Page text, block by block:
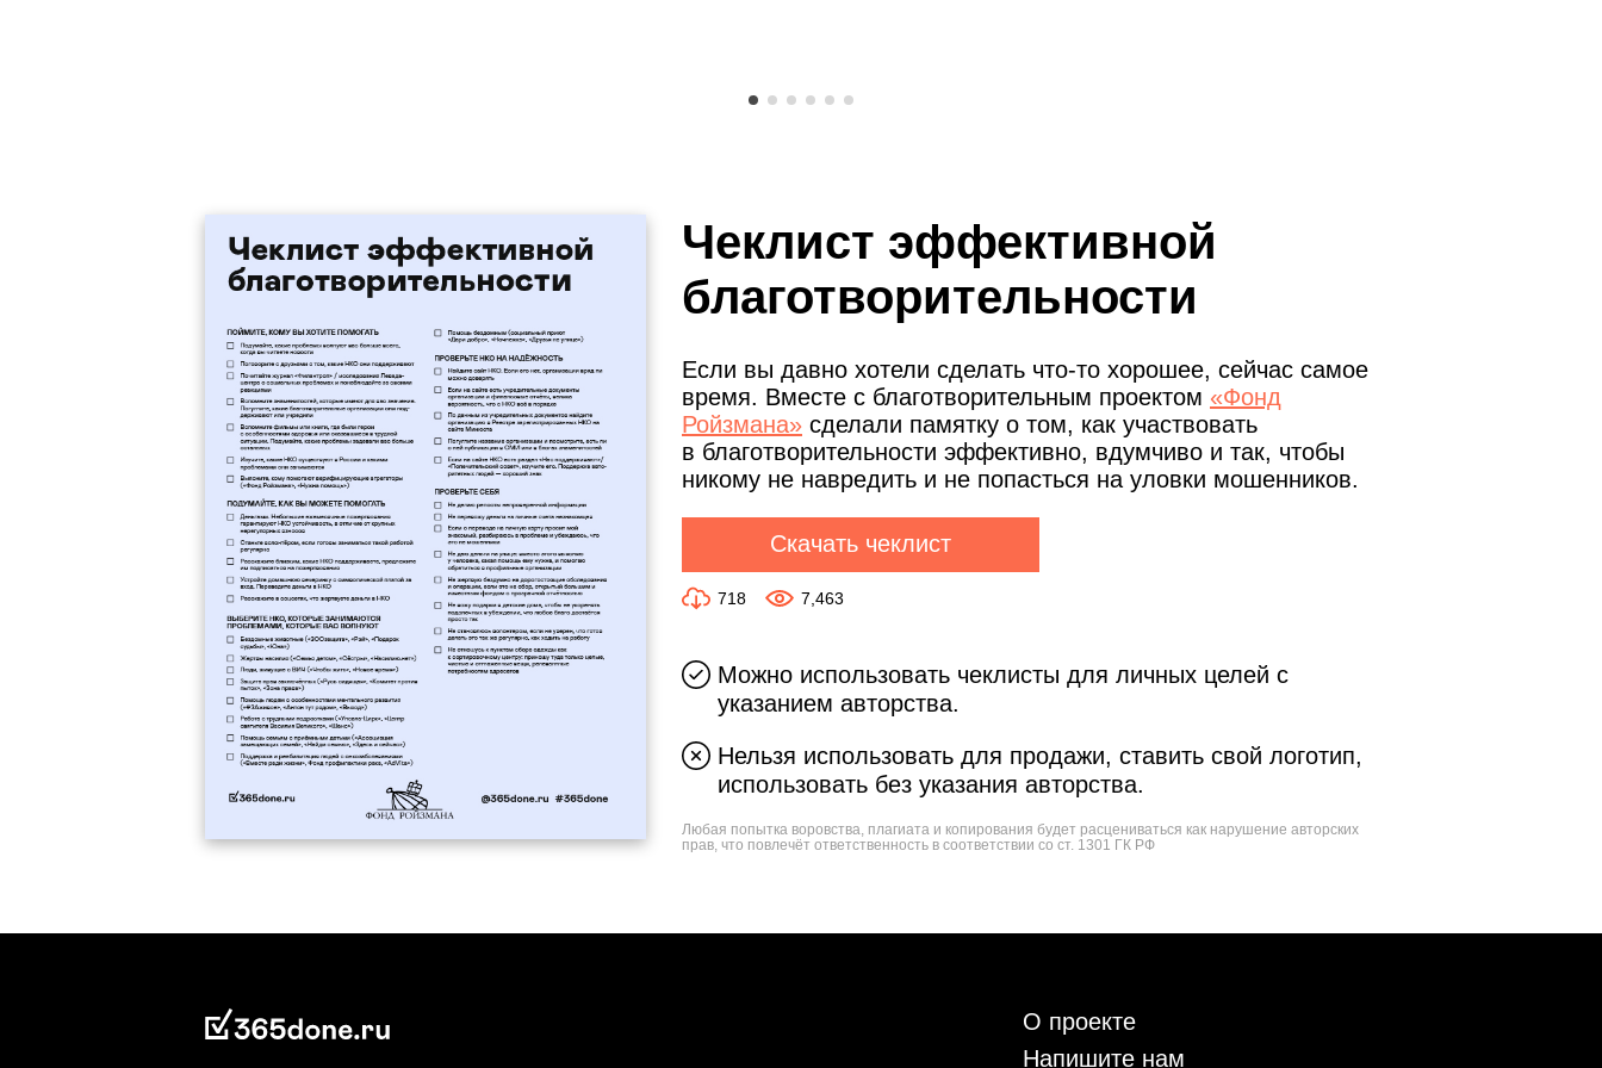
Чеклист эффективной
благотворительности
Если вы давно хотели сделать что-то хорошее, сейчас самое
время. Вместе с благотворительным проектом «Фонд
Ройзмана» сделали памятку о том, как участвовать
в благотворительности эффективно, вдумчиво и так, чтобы
никому не навредить и не попасться на уловки мошенников.
Скачать чеклист
718 7,463
Можно использовать чеклисты для личных целей с
указанием авторства.
Нельзя использовать для продажи, ставить свой логотип,
использовать без указания авторства.
Любая попытка воровства, плагиата и копирования будет расцениваться как нарушение авторских
прав, что повлечёт ответственность в соответствии со ст. 1301 ГК РФ
О проекте
Напишите нам